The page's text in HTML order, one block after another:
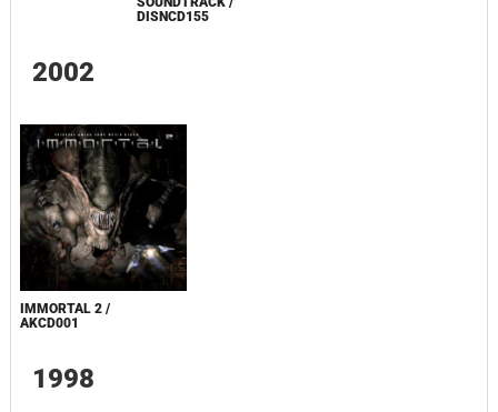
DISNCD155
2002
IMMORTAL 2 /
AKCD001
1998